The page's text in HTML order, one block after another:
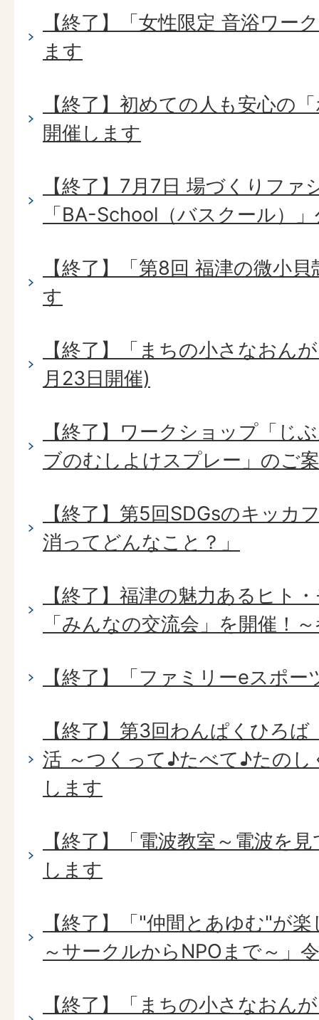
【終了】「女性限定 音浴ワー
ます
【終了】初めての人も安心の
開催します
【終了】7月7日 場づくりファ
「BA-School（バスクール）
【終了】「第8回 福津の微小
す
【終了】「まちの小さなおん
月23日開催)
【終了】ワークショップ「じ
ブのむしよけスプレー」のご
【終了】第5回SDGsのキッカ
消ってどんなこと？」
【終了】福津の魅力あるヒト
「みんなの交流会」を開催！
【終了】「ファミリーeスポ
【終了】第3回わんぱくひろ
活 ～つくって♪たべて♪たのし
します
【終了】「電波教室～電波を
します
【終了】「"仲間とあゆむ"が
～サークルからNPOまで～」
【終了】「まちの小さなおん